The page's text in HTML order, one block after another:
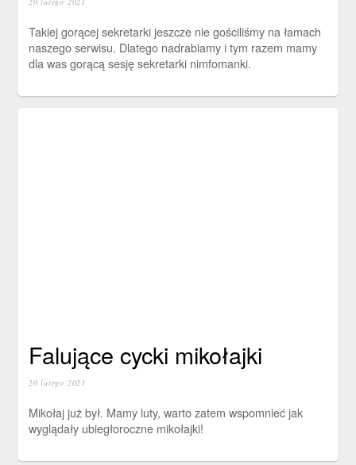
Takiej gorącej sekretarki jeszcze nie gościliśmy na łamach
naszego serwisu. Dlatego nadrabiamy i tym razem mamy
dla was gorącą sesję sekretarki nimfomanki.
Falujące cycki mikołajki
20 lutego 2021
Mikołaj już był. Mamy luty, warto zatem wspomnieć jak
wyglądały ubiegłoroczne mikołajki!